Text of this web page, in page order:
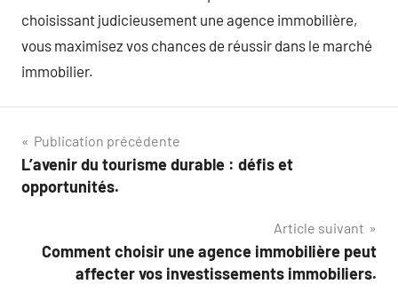
choisissant judicieusement une agence immobilière,
vous maximisez vos chances de réussir dans le marché
immobilier.
Navigation
de
Publication précédente
L’avenir du tourisme durable : défis et
opportunités.
Article suivant
Comment choisir une agence immobilière peut
affecter vos investissements immobiliers.